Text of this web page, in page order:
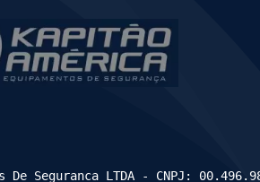
De Seguranca LTDA - CNPJ: